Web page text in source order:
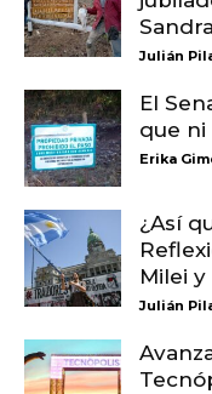
Julián
El
que ni
Erika
¿Así
Milei
Julián